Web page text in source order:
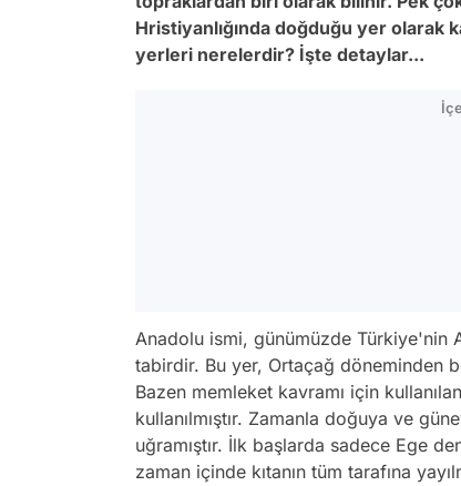
Hristiyanlığında doğduğu yer
yerleri nerelerdir? İşte detaylar...
Anadolu ismi, günümüzde Türkiye'nin
tabirdir. Bu yer, Ortaçağ döneminden
Bazen memleket kavramı için
kullanılmıştır. Zamanla doğuya ve
uğramıştır. İlk başlarda sadece Ege
zaman içinde kıtanın tüm tarafına